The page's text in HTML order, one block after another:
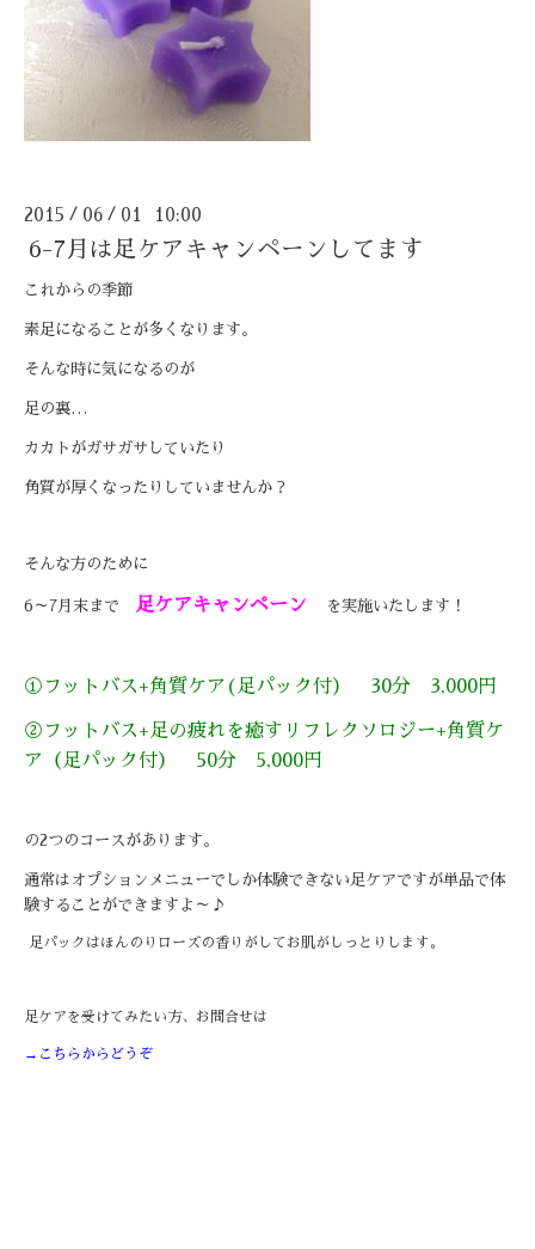
2015 / 06 / 01 10:00
6-7月は足ケアキャンペーンしてます
これからの季節
素足になることが多くなります。
そんな時に気になるのが
足の裏…
カカトがガサガサしていたり
角質が厚くなったりしていませんか？
そんな方のために
6～7月末まで 足ケアキャンペーン を実施いたします！
①フットバス+角質ケア(足パック付） 30分 3,000円
②フットバス+足の疲れを癒すリフレクソロジー+角質ケ
ア（足パック付） 50分 5,000円
の2つのコースがあります。
通常はオプションメニューでしか体験できない足ケアですが単品で体
験することができますよ～♪
足パックはほんのりローズの香りがしてお肌がしっとりします。
足ケアを受けてみたい方、お問合せは
→こちらからどうぞ